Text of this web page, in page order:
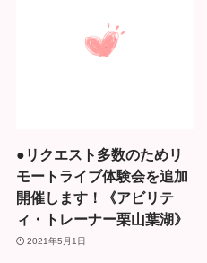
●リクエスト多数のためリ
モートライブ体験会を追加
開催します！《アビリテ
ィ・トレーナー栗山葉湖》
2021年5月1日